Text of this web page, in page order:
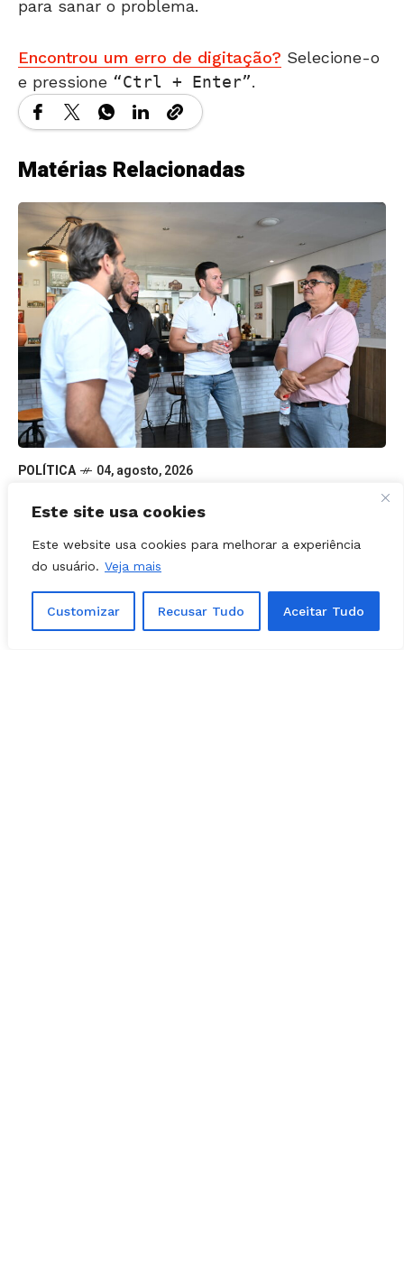
Este site usa cookies
Este website usa cookies para melhorar a experiência
do usuário. Veja mais
Customizar Recusar Tudo Aceitar Tudo
e pressione Ctrl + Enter .
Matérias Relacionadas
POLÍTICA 04, agosto, 2026
Felipe Mabel visita nova sede da Folha Z